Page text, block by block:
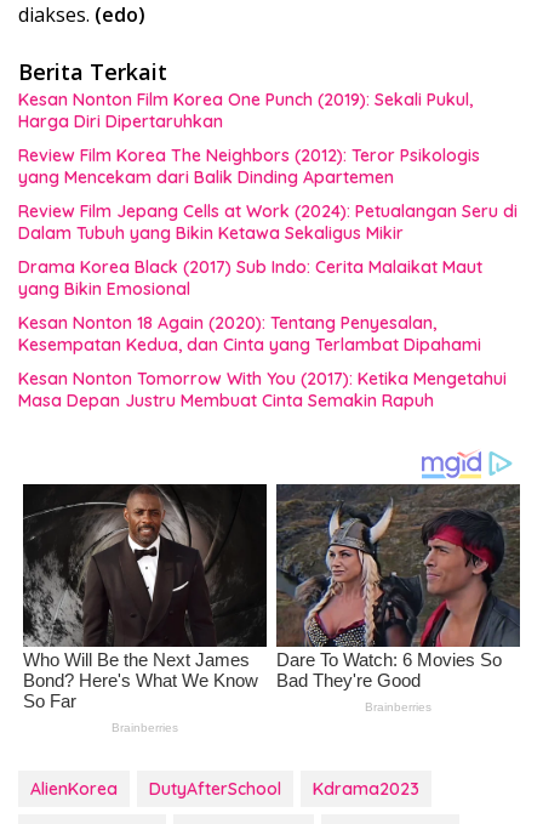
diakses. (edo)
Berita Terkait
Kesan Nonton Film Korea One Punch (2019): Sekali Pukul,
Harga Diri Dipertaruhkan
Review Film Korea The Neighbors (2012): Teror Psikologis
yang Mencekam dari Balik Dinding Apartemen
Review Film Jepang Cells at Work (2024): Petualangan Seru di
Dalam Tubuh yang Bikin Ketawa Sekaligus Mikir
Drama Korea Black (2017) Sub Indo: Cerita Malaikat Maut
yang Bikin Emosional
Kesan Nonton 18 Again (2020): Tentang Penyesalan,
Kesempatan Kedua, dan Cinta yang Terlambat Dipahami
Kesan Nonton Tomorrow With You (2017): Ketika Mengetahui
Masa Depan Justru Membuat Cinta Semakin Rapuh
AlienKorea DutyAfterSchool
Kdrama2023